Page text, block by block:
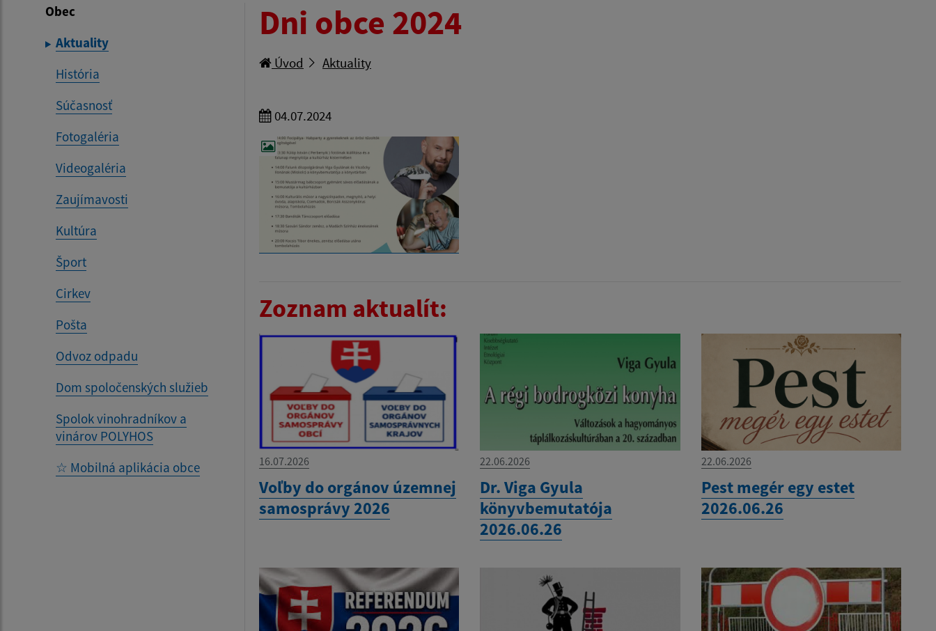
Obec
Aktuality
História
Súčasnosť
Fotogaléria
Videogaléria
Zaujímavosti
Kultúra
Šport
Cirkev
Pošta
Odvoz odpadu
Dom spoločenských služieb
Spolok vinohradníkov a
vinárov POLYHOS
☆ Mobilná aplikácia obce
Dni obce 2024
Úvod Aktuality
04.07.2024
Zoznam aktualít:
16.07.2026
Voľby do orgánov územnej
samosprávy 2026
22.06.2026
Dr. Viga Gyula
könyvbemutatója
2026.06.26
22.06.2026
Pest megér egy estet
2026.06.26